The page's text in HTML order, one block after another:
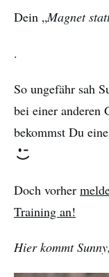
Dein „Magnet
.
So ungefähr sah
bei einer anderen
bekommst Du
Doch vorher
Training an!
Hier kommt